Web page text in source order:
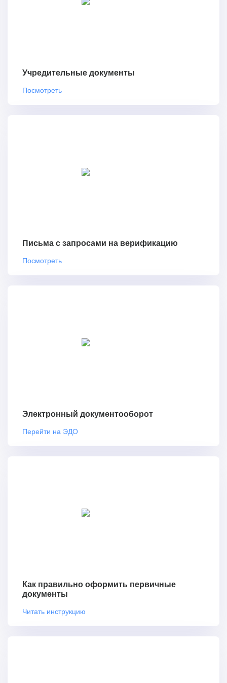
Учредительные документы
Посмотреть
Письма с запросами на верификацию
Посмотреть
Электронный документооборот
Перейти на ЭДО
Как правильно оформить первичные
документы
Читать инструкцию